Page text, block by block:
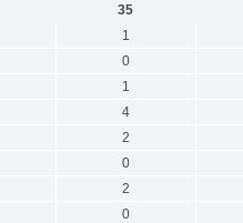
35
1
0
1
4
2
0
2
0